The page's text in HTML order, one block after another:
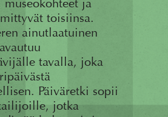
toisiinsa.
ainutlaatuinen
tavalla, joka
Päiväretki sopii
jotka